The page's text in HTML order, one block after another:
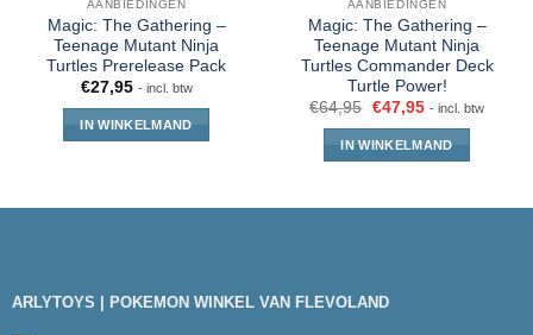
AANBIEDINGEN
Magic: The Gathering –
Teenage Mutant Ninja
Turtles Prerelease Pack
€27,95 - incl. btw
IN WINKELMAND
AANBIEDINGEN
Magic: The Gathering –
Teenage Mutant Ninja
Turtles Commander Deck
Turtle Power!
€64,95 €47,95 - incl. btw
IN WINKELMAND
ARLYTOYS | POKEMON WINKEL VAN FLEVOLAND